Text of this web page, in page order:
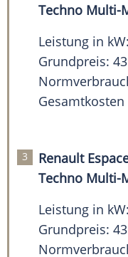
Techno Multi-
Leistung in
Grundpreis:
Renault
Techno Multi-
Leistung in
Grundpreis: